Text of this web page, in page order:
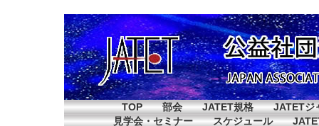
TOP 部会 JATET規格
JATETジ
見学会・セミナー
スケジュール